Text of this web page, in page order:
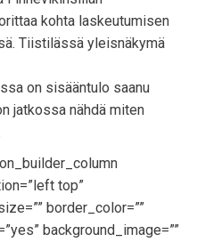
kohta laskeutumisen
Tiistilässä yleisnäkymä
on sisääntulo saanu
jatkossa nähdä miten
top”
border_color=””
background_image=””